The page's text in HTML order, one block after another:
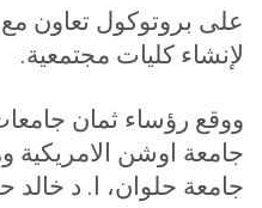
على بروتوكول تعاون
لإنشاء كليات مجتمعية.
ووقع رؤساء ثمان
جامعة اوشن
جامعة حلوان، ا. د